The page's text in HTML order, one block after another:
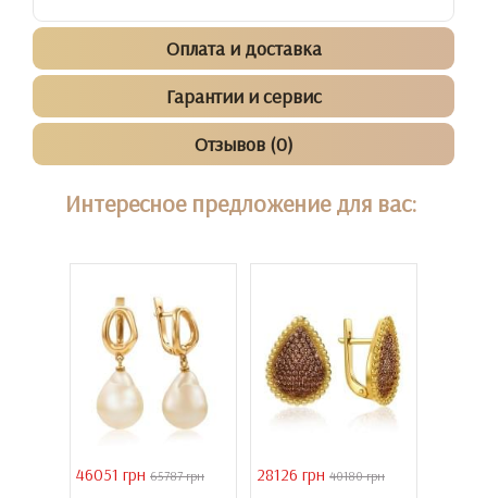
Оплата и доставка
Гарантии и сервис
Отзывов (0)
Интересное предложение для вас:
46051 грн 65787 грн 28126 грн 40180 грн